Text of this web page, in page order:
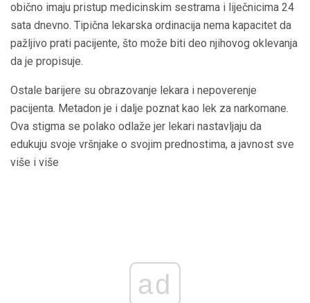
obično imaju pristup medicinskim sestrama i liječnicima 24
sata dnevno. Tipična lekarska ordinacija nema kapacitet da
pažljivo prati pacijente, što može biti deo njihovog oklevanja
da je propisuje.
Ostale barijere su obrazovanje lekara i nepoverenje
pacijenta. Metadon je i dalje poznat kao lek za narkomane.
Ova stigma se polako odlaže jer lekari nastavljaju da
edukuju svoje vršnjake o svojim prednostima, a javnost sve
više i više
ad